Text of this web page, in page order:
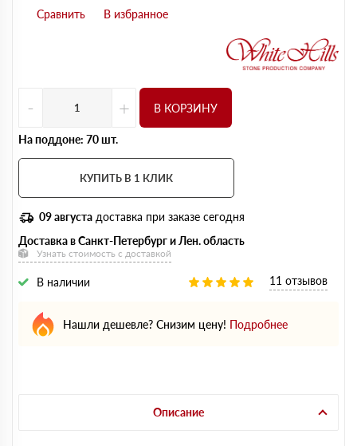
- + В КОРЗИНУ
На поддоне: 70 шт.
КУПИТЬ В 1 КЛИК
09 августа доставка при заказе сегодня
Доставка в Санкт-Петербург и Лен. область
Узнать стоимость с доставкой
В наличии 11 отзывов
Нашли дешевле? Снизим цену! Подробнее
Описание